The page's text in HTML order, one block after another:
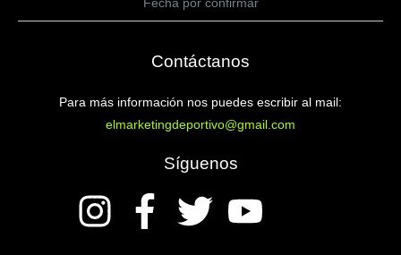
Fecha por confirmar
Contáctanos
Para más información nos puedes escribir al mail:
elmarketingdeportivo@gmail.com
Síguenos